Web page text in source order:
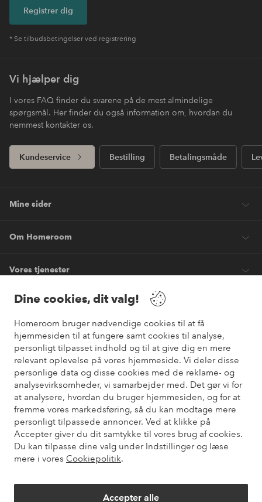
Dine cookies, dit valg!
Homeroom bruger nødvendige cookies til at få
hjemmesiden til at fungere samt cookies til analyse,
personligt tilpasset indhold og til at give dig en mere
relevant oplevelse på vores hjemmeside. Vi deler disse
personlige data og disse cookies med de reklame- og
analysevirksomheder, vi samarbejder med. Det gør vi for
at analysere, hvordan du bruger hjemmesiden, og for at
fremme vores markedsføring, så du kan modtage mere
personligt tilpassede annoncer. Ved at klikke på
Accepter giver du dit samtykke til vores brug af cookies.
Du kan tilpasse dine valg under Indstillinger og læse
mere i vores Cookiepolitik.
Accepter alle
Registrer dig
* Se tilbudsbetingelser ved registrering
Vi hjælper dig
I vores FAQ finder du svarene på de mest almindelige
spørgsmål. Her finder du også information om, hvordan du
nemmest kontakter os.
Kundeservice Bestilling Betalingsmåde
Mine sider
Om Homeroom
Vores tjenester
Vilkår
Venner
Sikre betalinger
Vil du vide mere om vores betalingsmuligheder ?
elpy